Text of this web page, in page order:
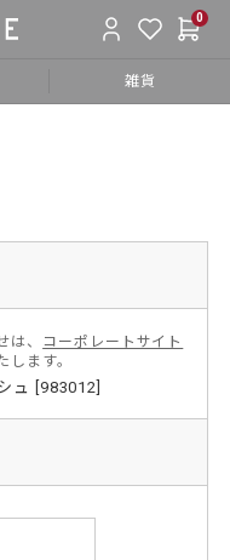
0
雑貨
は、 コーポレートサイト
します。
ュ [983012]